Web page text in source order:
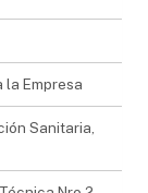
la Empresa
Sanitaria,